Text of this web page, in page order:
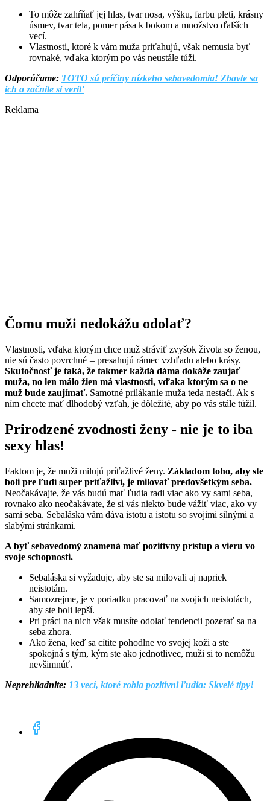
To môže zahŕňať jej hlas, tvar nosa, výšku, farbu pleti, krásny
úsmev, tvar tela, pomer pása k bokom a množstvo ďalších
vecí.
Vlastnosti, ktoré k vám muža priťahujú, však nemusia byť
rovnaké, vďaka ktorým po vás neustále túži.
Odporúčame: TOTO sú príčiny nízkeho sebavedomia! Zbavte sa
ich a začnite si veriť
Reklama
Čomu muži nedokážu odolať?
Vlastnosti, vďaka ktorým chce muž stráviť zvyšok života so ženou,
nie sú často povrchné – presahujú rámec vzhľadu alebo krásy.
Skutočnosť je taká, že takmer každá dáma dokáže zaujať
muža, no len málo žien má vlastnosti, vďaka ktorým sa o ne
muž bude zaujímať. Samotné prilákanie muža teda nestačí. Ak s
ním chcete mať dlhodobý vzťah, je dôležité, aby po vás stále túžil.
Prirodzené zvodnosti ženy - nie je to iba
sexy hlas!
Faktom je, že muži milujú príťažlivé ženy. Základom toho, aby ste
boli pre ľudí super príťažliví, je milovať predovšetkým seba.
Neočakávajte, že vás budú mať ľudia radi viac ako vy sami seba,
rovnako ako neočakávate, že si vás niekto bude vážiť viac, ako vy
sami seba. Sebaláska vám dáva istotu a istotu so svojimi silnými a
slabými stránkami.
A byť sebavedomý znamená mať pozitívny prístup a vieru vo
svoje schopnosti.
Sebaláska si vyžaduje, aby ste sa milovali aj napriek
neistotám.
Samozrejme, je v poriadku pracovať na svojich neistotách,
aby ste boli lepší.
Pri práci na nich však musíte odolať tendencii pozerať sa na
seba zhora.
Ako žena, keď sa cítite pohodlne vo svojej koži a ste
spokojná s tým, kým ste ako jednotlivec, muži si to nemôžu
nevšimnúť.
Neprehliadnite: 13 vecí, ktoré robia pozitívni ľudia: Skvelé tipy!